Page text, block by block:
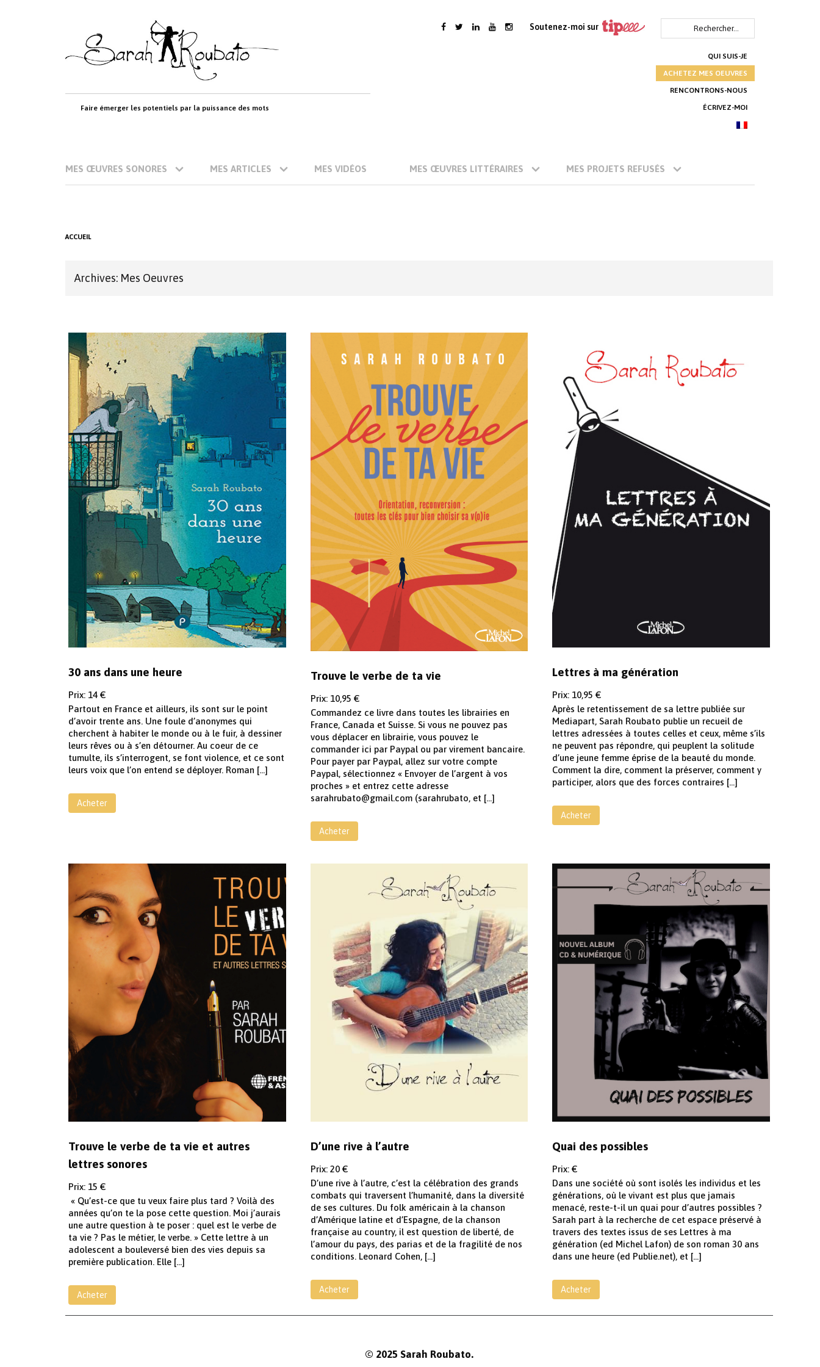
content
Faire émerger les potentiels par la puissance des mots
Soutenez-moi sur Rechercher :
QUI SUIS-JE
ACHETEZ MES OEUVRES
RENCONTRONS-NOUS
ÉCRIVEZ-MOI
MES ŒUVRES SONORES MES ARTICLES MES VIDÉOS MES ŒUVRES LITTÉRAIRES MES PROJETS REFUSÉS
ACCUEIL
Archives: Mes Oeuvres
30 ans dans une heure
Prix: 14 €
Partout en France et ailleurs, ils sont sur le point
d’avoir trente ans. Une foule d’anonymes qui
cherchent à habiter le monde ou à le fuir, à dessiner
leurs rêves ou à s’en détourner. Au coeur de ce
tumulte, ils s’interrogent, se font violence, et ce sont
leurs voix que l’on entend se déployer. Roman […]
Acheter
Trouve le verbe de ta vie
Prix: 10,95 €
Commandez ce livre dans toutes les librairies en
France, Canada et Suisse. Si vous ne pouvez pas
vous déplacer en librairie, vous pouvez le
commander ici par Paypal ou par virement bancaire.
Pour payer par Paypal, allez sur votre compte
Paypal, sélectionnez « Envoyer de l’argent à vos
proches » et entrez cette adresse
sarahrubato@gmail.com (sarahrubato, et […]
Acheter
Lettres à ma génération
Prix: 10,95 €
Après le retentissement de sa lettre publiée sur
Mediapart, Sarah Roubato publie un recueil de
lettres adressées à toutes celles et ceux, même s’ils
ne peuvent pas répondre, qui peuplent la solitude
d’une jeune femme éprise de la beauté du monde.
Comment la dire, comment la préserver, comment y
participer, alors que des forces contraires […]
Acheter
Trouve le verbe de ta vie et autres
lettres sonores
Prix: 15 €
« Qu’est-ce que tu veux faire plus tard ? Voilà des
années qu’on te la pose cette question. Moi j’aurais
une autre question à te poser : quel est le verbe de
ta vie ? Pas le métier, le verbe. » Cette lettre à un
adolescent a bouleversé bien des vies depuis sa
première publication. Elle […]
Acheter
D’une rive à l’autre
Prix: 20 €
D’une rive à l’autre, c’est la célébration des grands
combats qui traversent l’humanité, dans la diversité
de ses cultures. Du folk américain à la chanson
d’Amérique latine et d’Espagne, de la chanson
française au country, il est question de liberté, de
l’amour du pays, des parias et de la fragilité de nos
conditions. Leonard Cohen, […]
Acheter
Quai des possibles
Prix: €
Dans une société où sont isolés les individus et les
générations, où le vivant est plus que jamais
menacé, reste-t-il un quai pour d’autres possibles ?
Sarah part à la recherche de cet espace préservé à
travers des textes issus de ses Lettres à ma
génération (ed Michel Lafon) de son roman 30 ans
dans une heure (ed Publie.net), et […]
Acheter
© 2025 Sarah Roubato.